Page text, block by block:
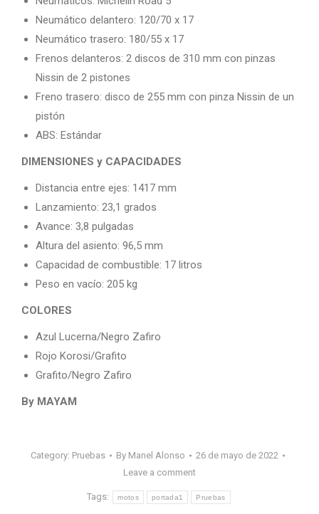
Neumático delantero: 120/70 x 17
Neumático trasero: 180/55 x 17
Frenos delanteros: 2 discos de 310 mm con pinzas
Nissin de 2 pistones
Freno trasero: disco de 255 mm con pinza Nissin de un
pistón
ABS: Estándar
DIMENSIONES y CAPACIDADES
Distancia entre ejes: 1417 mm
Lanzamiento: 23,1 grados
Avance: 3,8 pulgadas
Altura del asiento: 96,5 mm
Capacidad de combustible: 17 litros
Peso en vacío: 205 kg
COLORES
Azul Lucerna/Negro Zafiro
Rojo Korosi/Grafito
Grafito/Negro Zafiro
By MAYAM
Category: Pruebas By Manel Alonso
26 de mayo de 2022
Leave a comment
Tags: motos portada1 Pruebas